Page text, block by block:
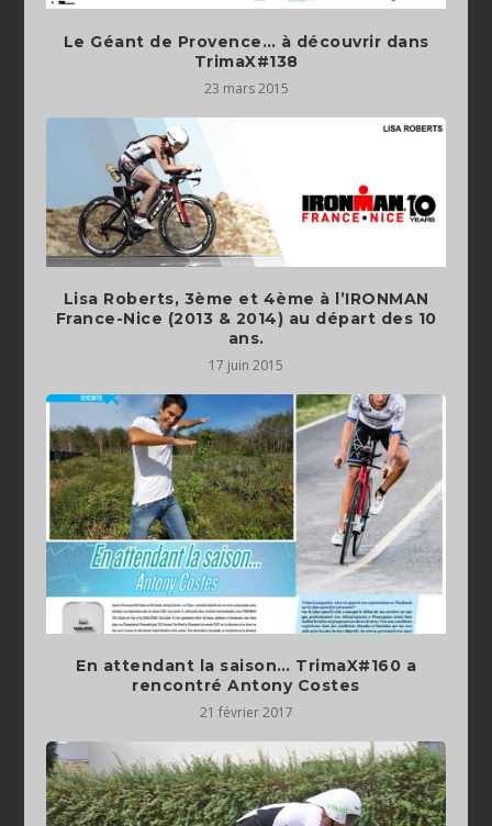
Le Géant de Provence… à découvrir dans
TrimaX#138
23 mars 2015
Lisa Roberts, 3ème et 4ème à l’IRONMAN
France-Nice (2013 & 2014) au départ des 10
17 juin 2015
En attendant la saison… TrimaX#160 a
rencontré Antony Costes
21 février 2017